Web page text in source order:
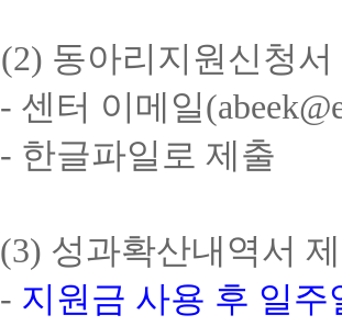
(2) 동아리지원신청서
- 센터 이메일
- 한글파일로 제출
(3) 성과확산내역서
- 지원금 사용 후 일주